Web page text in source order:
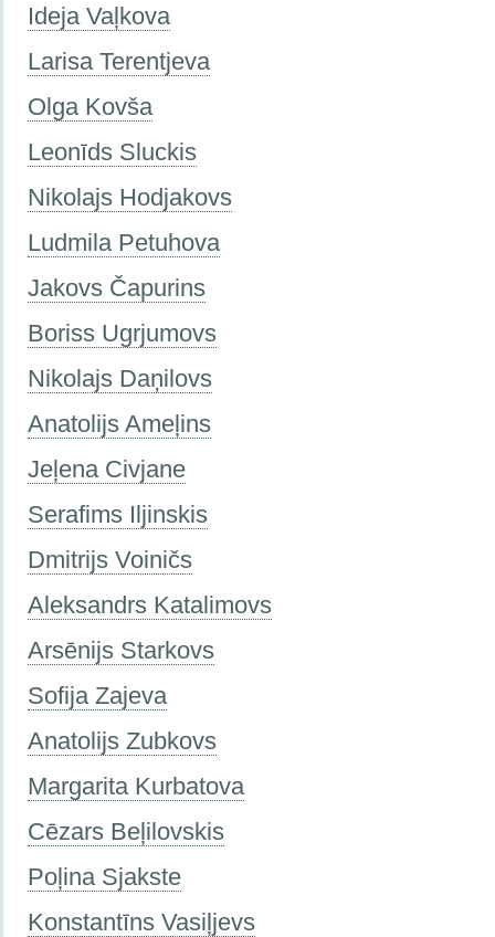
Ideja Vaļkova
Larisa Terentjeva
Olga Kovša
Leonīds Sluckis
Nikolajs Hodjakovs
Ludmila Petuhova
Jakovs Čapurins
Boriss Ugrjumovs
Nikolajs Daņilovs
Anatolijs Ameļins
Jeļena Civjane
Serafims Iljinskis
Dmitrijs Voiničs
Aleksandrs Katalimovs
Arsēnijs Starkovs
Sofija Zajeva
Anatolijs Zubkovs
Margarita Kurbatova
Cēzars Beļilovskis
Poļina Sjakste
Konstantīns Vasiļjevs